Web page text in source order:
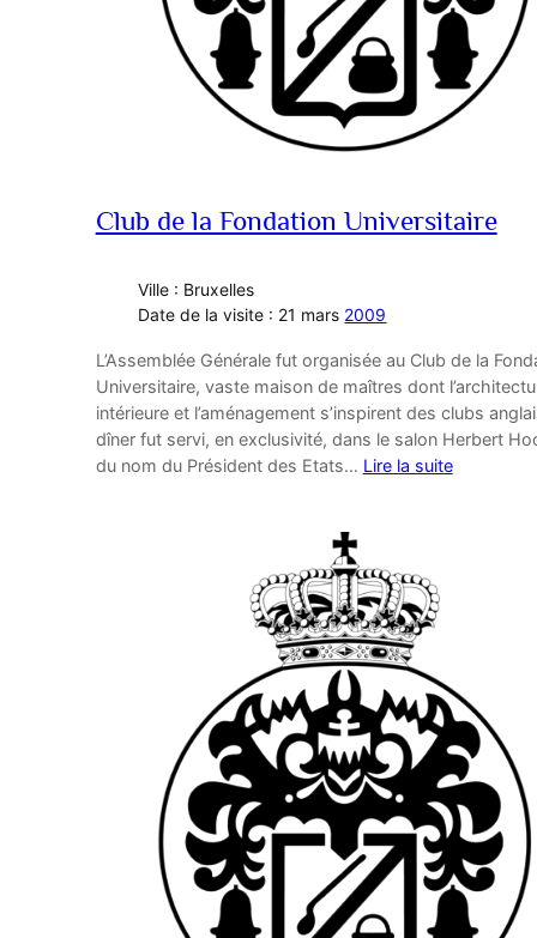
Club de la Fondation Universitaire
Ville : Bruxelles
Date de la visite : 21 mars 2009
L’Assemblée Générale fut organisée au Club de la
Universitaire, vaste maison de maîtres dont
intérieure et l’aménagement s’inspirent des clubs
dîner fut servi, en exclusivité, dans le salon Herbert
du nom du Président des Etats… Lire la suite